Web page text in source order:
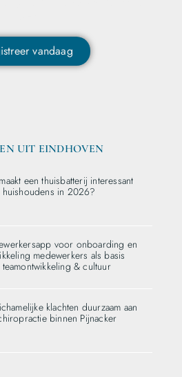
vandaag
UIT EINDHOVEN
een thuisbatterij interessant
in 2026?
voor onboarding en
medewerkers als basis
& cultuur
klachten duurzaam aan
binnen Pijnacker